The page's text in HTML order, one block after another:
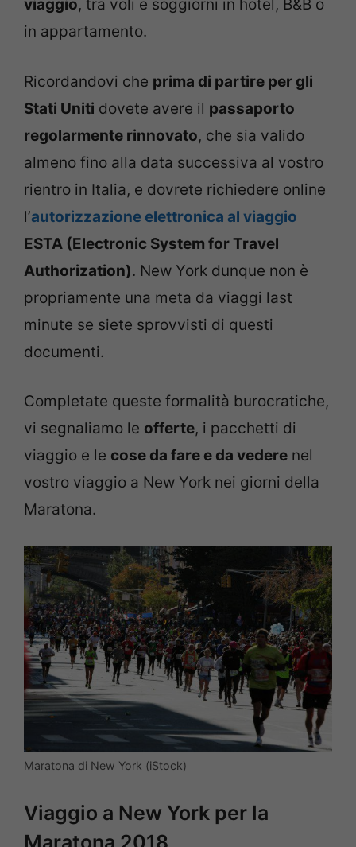
viaggio, tra voli e soggiorni in hotel, B&B o
in appartamento.
Ricordandovi che prima di partire per gli
Stati Uniti dovete avere il passaporto
regolarmente rinnovato, che sia valido
almeno fino alla data successiva al vostro
rientro in Italia, e dovrete richiedere online
l’autorizzazione elettronica al viaggio
ESTA (Electronic System for Travel
Authorization). New York dunque non è
propriamente una meta da viaggi last
minute se siete sprovvisti di questi
documenti.
Completate queste formalità burocratiche,
vi segnaliamo le offerte, i pacchetti di
viaggio e le cose da fare e da vedere nel
vostro viaggio a New York nei giorni della
Maratona.
Maratona di New York (iStock)
Viaggio a New York per la
Maratona 2018